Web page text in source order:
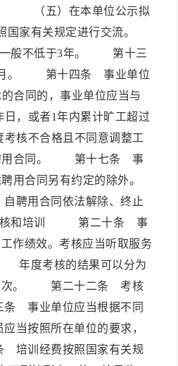
（五）在本单位公示拟
家有关规定进行交流。
般不低于3年。 第十三
个月。 第十四条 事业单位
合同的，事业单位应当与
，或者1年内累计旷工超过
核不合格且不同意调整工
聘用合同。 第十七条 事
用合同另有约定的除外。
用合同依法解除、终止
考核和培训 第二十条 事
作绩效。考核应当听取服务
度考核的结果可以分为
档次。 第二十二条 考核
事业单位应当根据不同
当按照所在单位的要求，
培训经费按照国家有关规